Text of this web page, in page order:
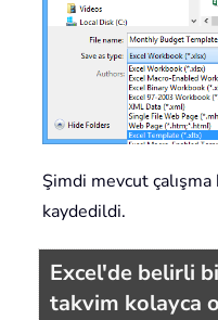
Şimdi mevcut
kaydedildi.
Excel'de belirli
takvim kolayca